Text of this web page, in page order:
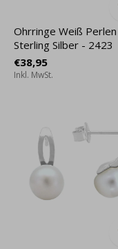
Ohrringe Weiß Perlen
Sterling Silber - 2423
€38,95
Inkl. MwSt.